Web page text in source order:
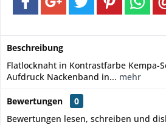
Beschreibung
Flatlocknaht in Kontrastfarbe Kempa-
Aufdruck Nackenband in... mehr
Bewertungen
0
Bewertungen lesen, schreiben und